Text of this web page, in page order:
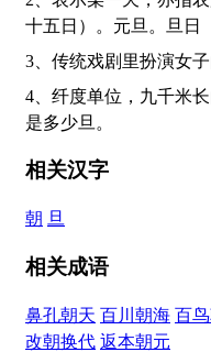
十五日）。元旦。旦日
3、传统戏剧里扮演女
4、纤度单位，九千米长的纤维重量为多少克，它的纤度就
是多少旦。
相关汉字
朝 旦
相关成语
鼻孔朝天 百川朝海 百
改朝换代 返本朝元